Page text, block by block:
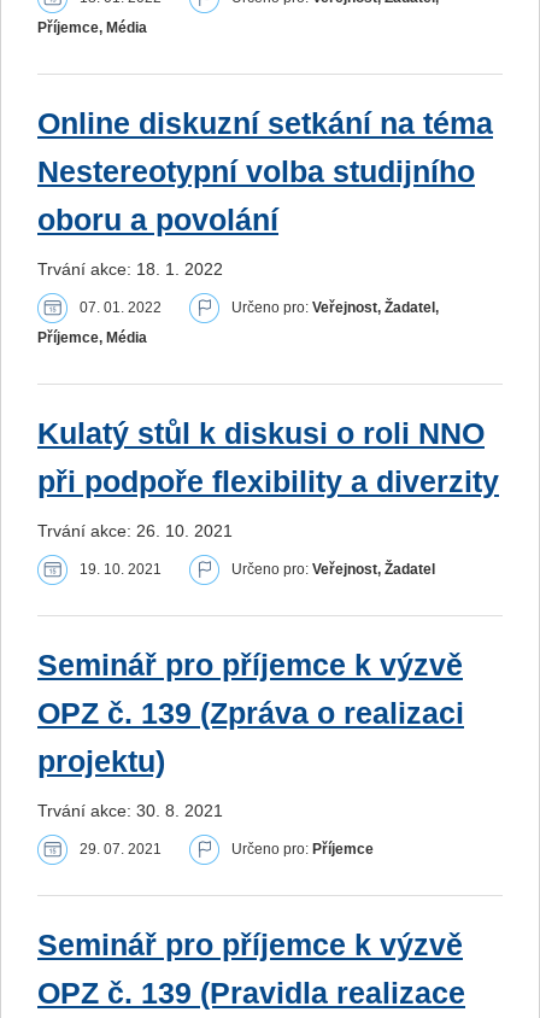
Příjemce, Média
Online diskuzní setkání na téma
Nestereotypní volba studijního
oboru a povolání
Trvání akce: 18. 1. 2022
07. 01. 2022 Určeno pro: Veřejnost, Žadatel,
Příjemce, Média
Kulatý stůl k diskusi o roli NNO
při podpoře flexibility a diverzity
Trvání akce: 26. 10. 2021
19. 10. 2021 Určeno pro: Veřejnost, Žadatel
Seminář pro příjemce k výzvě
OPZ č. 139 (Zpráva o realizaci
projektu)
Trvání akce: 30. 8. 2021
29. 07. 2021 Určeno pro: Příjemce
Seminář pro příjemce k výzvě
OPZ č. 139 (Pravidla realizace